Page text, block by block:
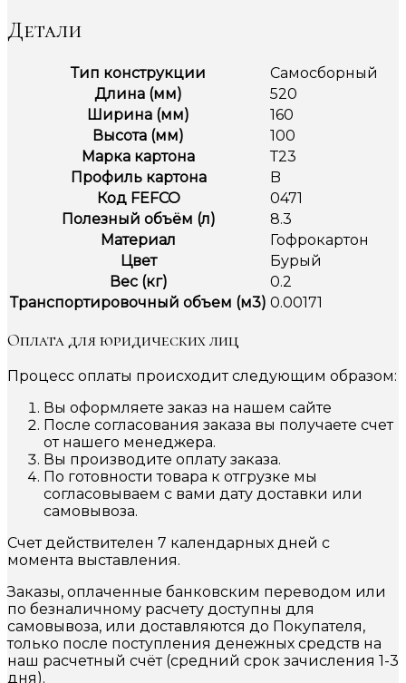
Детали
Тип конструкции
Самосборный
Длина (мм)
520
Ширина (мм)
160
Высота (мм)
100
Марка картона
Т23
Профиль картона
B
Код FEFCO
0471
Полезный объём (л)
8.3
Материал
Гофрокартон
Цвет
Бурый
Вес (кг)
0.2
Транспортировочный объем (м3) 0.00171
Оплата для юридических лиц
Процесс оплаты происходит следующим образом:
Вы оформляете заказ на нашем сайте
После согласования заказа вы получаете счет
от нашего менеджера.
Вы производите оплату заказа.
По готовности товара к отгрузке мы
согласовываем с вами дату доставки или
самовывоза.
Счет действителен 7 календарных дней с
момента выставления.
Заказы, оплаченные банковским переводом или
по безналичному расчету доступны для
самовывоза, или доставляются до Покупателя,
только после поступления денежных средств на
наш расчетный счёт (средний срок зачисления 1-3
дня).